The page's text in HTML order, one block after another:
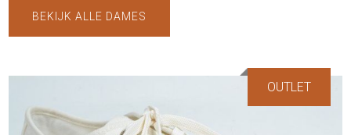
BEKIJK ALLE DAMES
OUTLET